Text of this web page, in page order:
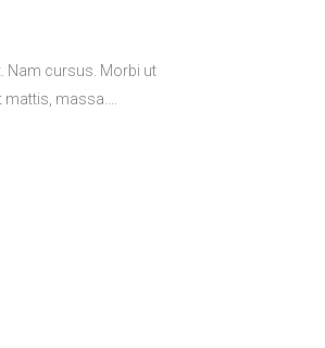
Nam cursus. Morbi ut
massa....